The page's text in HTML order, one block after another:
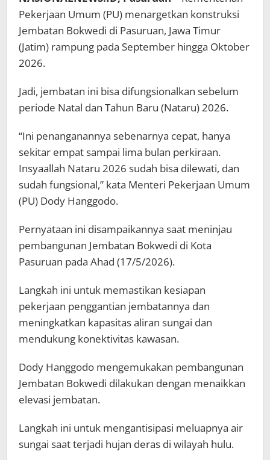
Pekerjaan Umum (PU) menargetkan konstruksi
Jembatan Bokwedi di Pasuruan, Jawa Timur
(Jatim) rampung pada September hingga Oktober
2026.
Jadi, jembatan ini bisa difungsionalkan sebelum
periode Natal dan Tahun Baru (Nataru) 2026.
“Ini penanganannya sebenarnya cepat, hanya
sekitar empat sampai lima bulan perkiraan.
Insyaallah Nataru 2026 sudah bisa dilewati, dan
sudah fungsional,” kata Menteri Pekerjaan Umum
(PU) Dody Hanggodo.
Pernyataan ini disampaikannya saat meninjau
pembangunan Jembatan Bokwedi di Kota
Pasuruan pada Ahad (17/5/2026).
Langkah ini untuk memastikan kesiapan
pekerjaan penggantian jembatannya dan
meningkatkan kapasitas aliran sungai dan
mendukung konektivitas kawasan.
Dody Hanggodo mengemukakan pembangunan
Jembatan Bokwedi dilakukan dengan menaikkan
elevasi jembatan.
Langkah ini untuk mengantisipasi meluapnya air
sungai saat terjadi hujan deras di wilayah hulu.